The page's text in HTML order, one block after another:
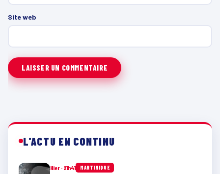
Site web
L'ACTU EN CONTINU
Hier · 21h41 MARTINIQUE